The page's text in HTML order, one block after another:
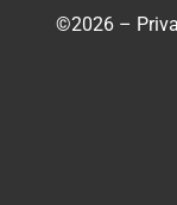
©2026 –